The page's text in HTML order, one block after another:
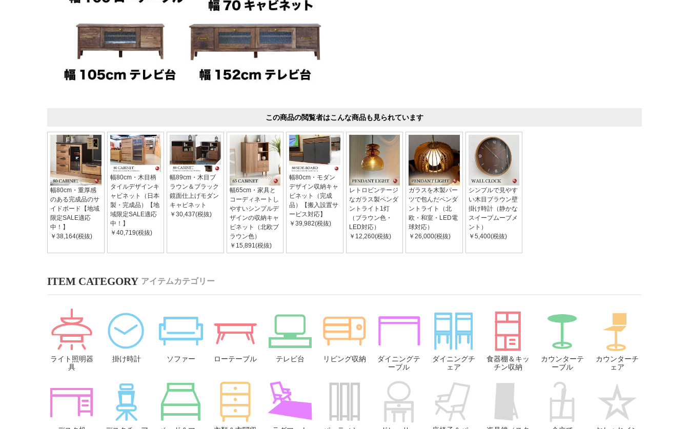
この商品の閲覧者はこんな商品も見られています
幅80cm・重厚感
のある完成品のサ
イドボード【地域
限定SALE適応
中！】
￥38,164(税抜)
幅80cm・木目柄
タイルデザインキ
ャビネット（日本
製・完成品）【地
域限定SALE適応
中！】
￥40,719(税抜)
幅89cm・木目ブ
ラウン＆ブラック
鏡面仕上げモダン
キャビネット
￥30,437(税抜)
幅65cm・家具と
コーディネートし
やすいシンプルデ
ザインの収納キャ
ビネット（北欧ブ
ラウン色）
￥15,891(税抜)
幅80cm・モダン
デザイン収納キャ
ビネット（完成
品）【搬入設置サ
ービス対応】
￥39,982(税抜)
レトロビンテージ
なガラス製ペンダ
ントライト1灯
（ブラウン色・
LED対応）
￥12,260(税抜)
ガラスを木製パー
ツで包んだペンダ
ントライト（北
欧・和室・LED電
球対応）
￥26,000(税抜)
シンプルで見やす
い木目ブラウン壁
掛け時計（静かな
スイープムーブメ
ント）
￥5,400(税抜)
アイテムカテゴリー
ライト照明器
具
掛け時計 ソファー ローテーブル テレビ台 リビング収納
ダイニングテ
ーブル
ダイニングチ
ェア
食器棚＆キッ
チン収納
カウンターテ
ーブル
カウンターチ
ェア